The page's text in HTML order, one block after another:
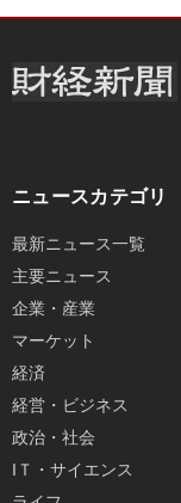
ニュースカテゴリ
最新ニュース一覧
主要ニュース
企業・産業
マーケット
経済
経営・ビジネス
政治・社会
IＴ・サイエンス